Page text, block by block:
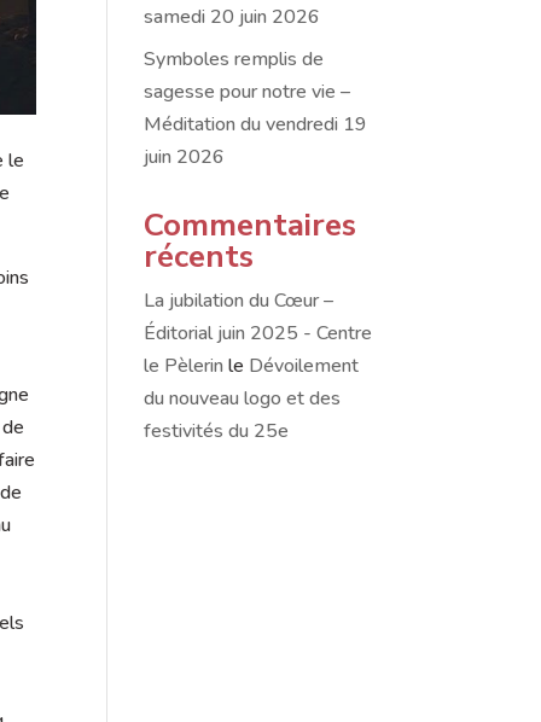
le
samedi 20 juin 2026
Symboles remplis de
sagesse pour notre vie –
Méditation du vendredi 19
juin 2026
Commentaires
récents
La jubilation du Cœur –
Éditorial juin 2025 - Centre
le Pèlerin le Dévoilement
du nouveau logo et des
festivités du 25e